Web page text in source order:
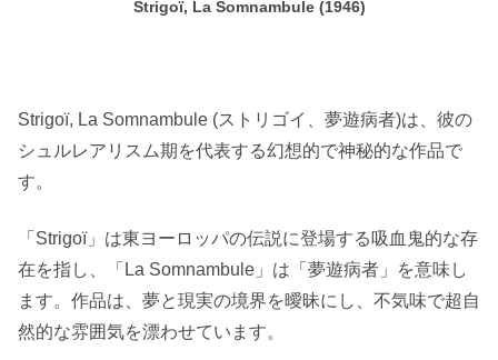
Strigoï, La Somnambule (1946)
Strigoï, La Somnambule (ストリゴイ、夢遊病者)は、彼の
シュルレアリスム期を代表する幻想的で神秘的な作品で
す。
「Strigoï」は東ヨーロッパの伝説に登場する吸血鬼的な存
在を指し、「La Somnambule」は「夢遊病者」を意味し
ます。作品は、夢と現実の境界を曖昧にし、不気味で超自
然的な雰囲気を漂わせています。